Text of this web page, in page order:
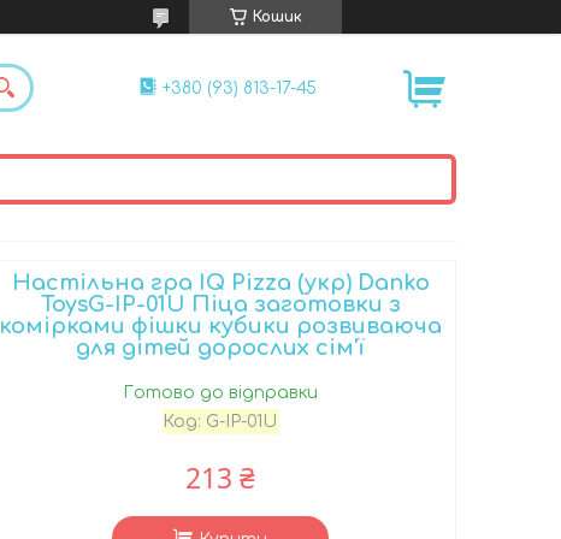
Кошик
+380 (93) 813-17-45
Настільна гра IQ Pizza (укр) Danko
ToysG-IP-01U Піца заготовки з
комірками фішки кубики розвиваюча
для дітей дорослих сім'ї
Готово до відправки
Код: G-IP-01U
213 ₴